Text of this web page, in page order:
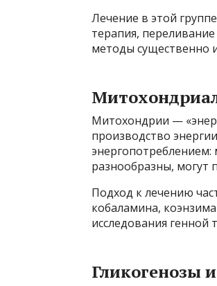
Лечение в этой
терапия,
методы существенно
Митохондрии —
производство
разнообразны, могут
Подход к лечению
кобаламина,
исследования генной
Гликогенозы